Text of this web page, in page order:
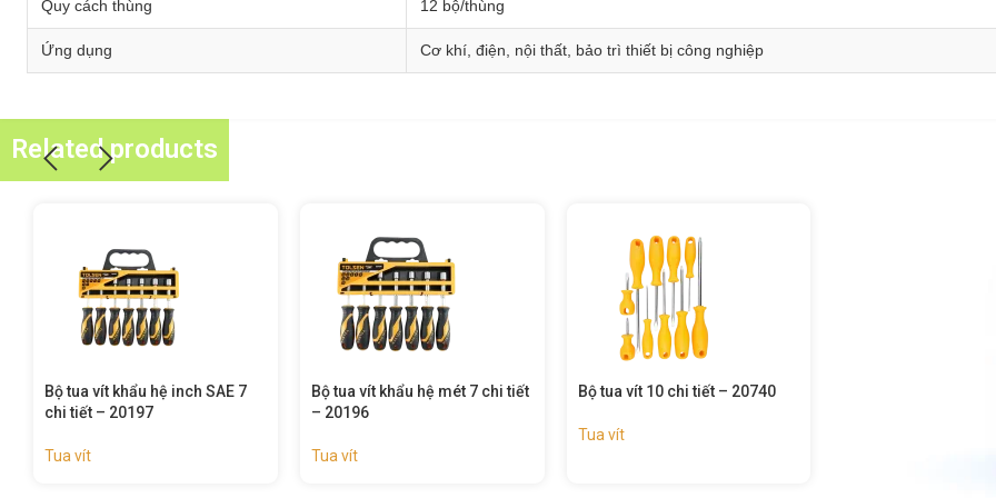
Quy cách thùng 12 bộ/thùng
Ứng dụng Cơ khí, điện, nội thất, bảo trì thiết bị công nghiệp
Related products
Bộ tua vít khẩu hệ mét 7 chi tiết
– 20196
Tua vít
Bộ tua vít 10 chi tiết – 20740 Bộ tua vít 6 chi tiết – 20738
Tua vít